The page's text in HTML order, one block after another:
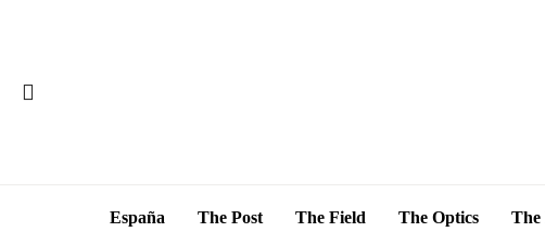
España The Post The Field The Optics The